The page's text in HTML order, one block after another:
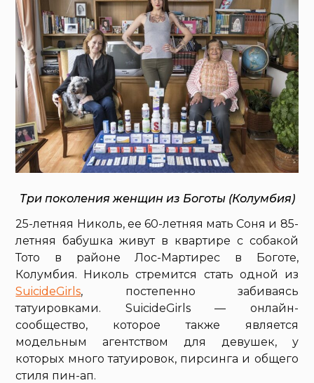
Три поколения женщин из Боготы (Колумбия)
25-летняя Николь, ее 60-летняя мать Соня и 85-
летняя бабушка живут в квартире с собакой
Тото в районе Лос-Мартирес в Боготе,
Колумбия. Николь стремится стать одной из
SuicideGirls, постепенно забиваясь
татуировками. SuicideGirls — онлайн-
сообщество, которое также является
модельным агентством для девушек, у
которых много татуировок, пирсинга и общего
стиля пин-ап.